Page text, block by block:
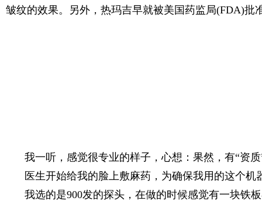
皱纹的效果。另外，热玛吉早就被美国药监局(FDA)批
我一听，感觉很专业的样子，心想：果然，有“资
医生开始给我的脸上敷麻药，为确保我用的这个
我选的是900发的探头，在做的时候感觉有一块铁